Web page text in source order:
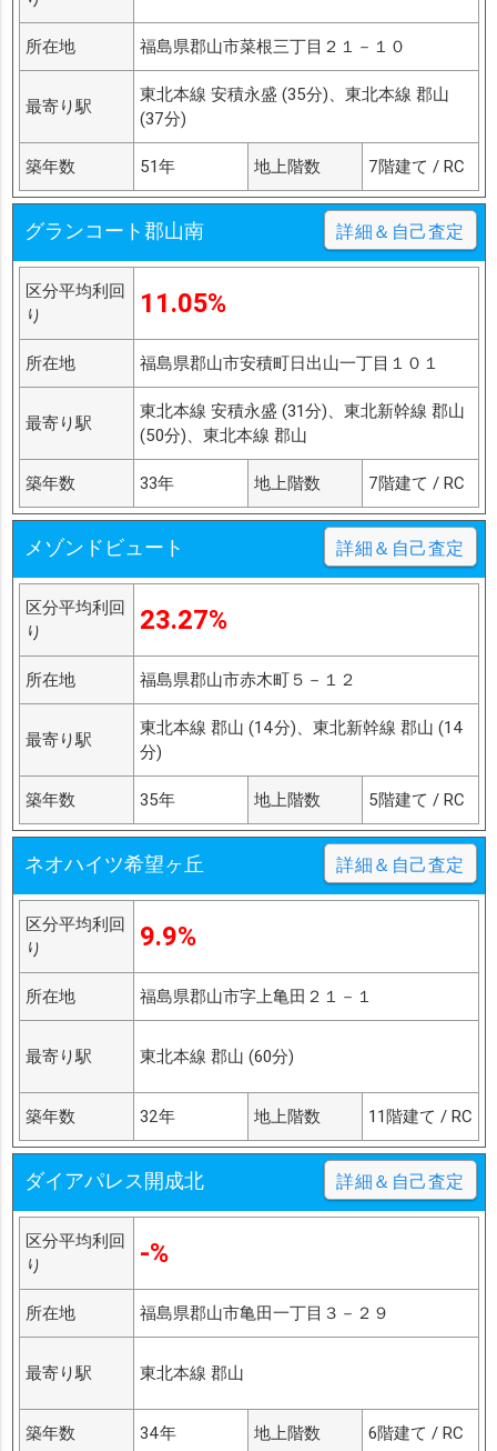
所在地 福島県郡山市菜根三丁目２１－１０
最寄り駅
東北本線 安積永盛 (35分)、東北本線 郡山
(37分)
築年数 51年 地上階数 7階建て / RC
グランコート郡山南 詳細＆自己査定
区分平均利回
り
11.05%
所在地 福島県郡山市安積町日出山一丁目１０１
最寄り駅
東北本線 安積永盛 (31分)、東北新幹線 郡山
(50分)、東北本線 郡山
築年数 33年 地上階数 7階建て / RC
メゾンドビュート 詳細＆自己査定
区分平均利回
り
23.27%
所在地 福島県郡山市赤木町５－１２
最寄り駅
東北本線 郡山 (14分)、東北新幹線 郡山 (14
分)
築年数 35年 地上階数 5階建て / RC
ネオハイツ希望ヶ丘 詳細＆自己査定
区分平均利回
り
9.9%
所在地 福島県郡山市字上亀田２１－１
最寄り駅 東北本線 郡山 (60分)
築年数 32年 地上階数 11階建て / RC
ダイアパレス開成北 詳細＆自己査定
区分平均利回
り
-%
所在地 福島県郡山市亀田一丁目３－２９
最寄り駅 東北本線 郡山
築年数 34年 地上階数 6階建て / RC